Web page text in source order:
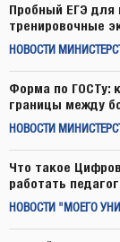
Пробный ЕГЭ для
тренировочные
НОВОСТИ
Форма по ГОСТу:
границы между
НОВОСТИ
Что такое
работать
НОВОСТИ "МОЕГО